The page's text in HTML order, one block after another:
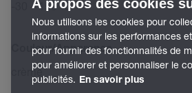
-30 – 150 °C
Couleur/Apparence
crème
À propos des cookies
Nous utilisons les cookies pour
informations sur les performances
pour fournir des fonctionnalités de
pour améliorer et personnaliser le
publicités. En savoir plus